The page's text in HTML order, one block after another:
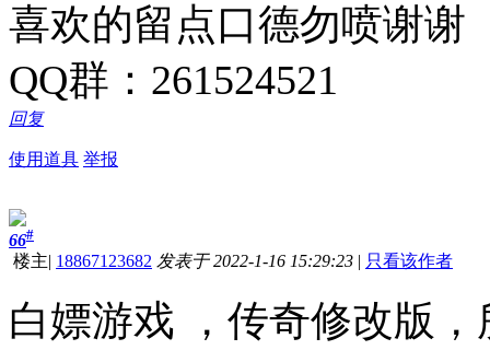
喜欢的留点口德勿喷谢谢
QQ群：261524521
回复
使用道具 举报
66#
楼主| 18867123682 发表于 2022-1-16 15:29:23 | 只看该作者
白嫖游戏 ，传奇修改版